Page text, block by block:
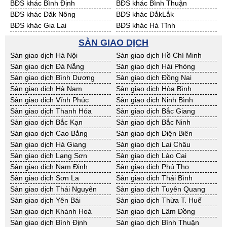
BĐS khác Bình Định
BĐS khác Bình Thuận
BĐS khác Đăk Nông
BĐS khác ĐắkLắk
BĐS khác Gia Lai
BĐS khác Hà Tĩnh
BĐS khác Ninh Thuận
BĐS khác Phú Yên
BĐS khác Quảng Bình
BĐS khác Quảng Nam
BĐS khác Quảng Ngãi
BĐS khác Bà Rịa - VT
BĐS khác Cần Thơ
BĐS khác An Giang
BĐS khác Bạc Liêu
BĐS khác Bến Tre
BĐS khác Bình Phước
BĐS khác Cà Mau
BĐS khác Đồng Tháp
BĐS khác Hậu Giang
BĐS khác Kiên Giang
BĐS khác Long An
BĐS khác Sóc Trăng
BĐS khác Tây Ninh
BĐS khác Tiền Giang
BĐS khác Trà Vinh
BĐS khác Vĩnh Long
BĐS khác Hải Dương
BĐS khác Hưng Yên
BĐS khác Quảng Ninh
SÀN GIAO DỊCH
Sàn giao dịch Hà Nội
Sàn giao dịch Hồ Chí Minh
Sàn giao dịch Đà Nẵng
Sàn giao dịch Hải Phòng
Sàn giao dịch Bình Dương
Sàn giao dịch Đồng Nai
Sàn giao dịch Hà Nam
Sàn giao dịch Hòa Bình
Sàn giao dịch Vĩnh Phúc
Sàn giao dịch Ninh Bình
Sàn giao dịch Thanh Hóa
Sàn giao dịch Bắc Giang
Sàn giao dịch Bắc Kạn
Sàn giao dịch Bắc Ninh
Sàn giao dịch Cao Bằng
Sàn giao dịch Điện Biên
Sàn giao dịch Hà Giang
Sàn giao dịch Lai Châu
Sàn giao dịch Lạng Sơn
Sàn giao dịch Lào Cai
Sàn giao dịch Nam Định
Sàn giao dịch Phú Thọ
Sàn giao dịch Sơn La
Sàn giao dịch Thái Bình
Sàn giao dịch Thái Nguyên
Sàn giao dịch Tuyên Quang
Sàn giao dịch Yên Bái
Sàn giao dịch Thừa T. Huế
Sàn giao dịch Khánh Hoà
Sàn giao dịch Lâm Đồng
Sàn giao dịch Bình Định
Sàn giao dịch Bình Thuận